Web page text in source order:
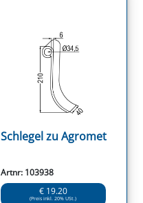
Schlegel zu Agromet
Artnr: 103938
€ 19.20
(Preis inkl. 20% USt.)